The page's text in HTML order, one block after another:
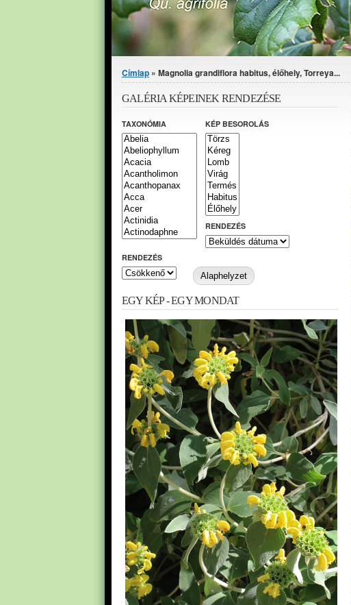
Jelenlegi hely
Címlap » Magnolia grandiflora habitus, élőhely, Torreya...
GALÉRIA KÉPEINEK RENDEZÉSE
TAXONÓMIA KÉP BESOROLÁS
RENDEZÉS
RENDEZÉS
EGY KÉP - EGY MONDAT